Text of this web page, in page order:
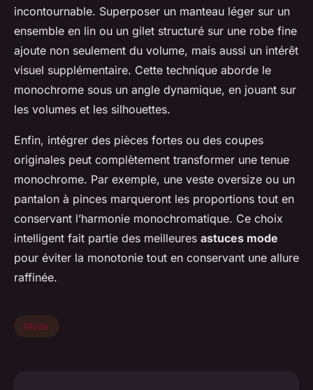
incontournable. Superposer un manteau léger sur un
ensemble en lin ou un gilet structuré sur une robe fine
ajoute non seulement du volume, mais aussi un intérêt
visuel supplémentaire. Cette technique aborde le
monochrome sous un angle dynamique, en jouant sur
les volumes et les silhouettes.
Enfin, intégrer des pièces fortes ou des coupes
originales peut complètement transformer une tenue
monochrome. Par exemple, une veste oversize ou un
pantalon à pinces marqueront les proportions tout en
conservant l’harmonie monochromatique. Ce choix
intelligent fait partie des meilleures astuces mode
pour éviter la monotonie tout en conservant une allure
raffinée.
Mode